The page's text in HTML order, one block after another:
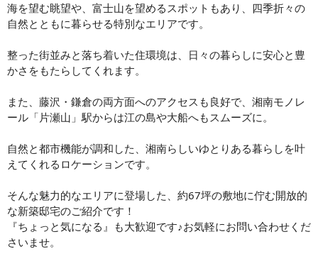
海を望む眺望や、富士山を望めるスポットもあり、四季折々の
自然とともに暮らせる特別なエリアです。
整った街並みと落ち着いた住環境は、日々の暮らしに安心と豊
かさをもたらしてくれます。
また、藤沢・鎌倉の両方面へのアクセスも良好で、湘南モノレ
ール「片瀬山」駅からは江の島や大船へもスムーズに。
自然と都市機能が調和した、湘南らしいゆとりある暮らしを叶
えてくれるロケーションです。
そんな魅力的なエリアに登場した、約67坪の敷地に佇む開放的
な新築邸宅のご紹介です！
『ちょっと気になる』も大歓迎です♪お気軽にお問い合わせくだ
さいませ。